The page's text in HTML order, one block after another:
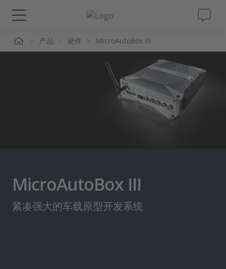
解决方案&产品
人才招聘
产品 硬件 MicroAutoBox III
MicroAutoBox III
紧凑强大的车载原型开发系统